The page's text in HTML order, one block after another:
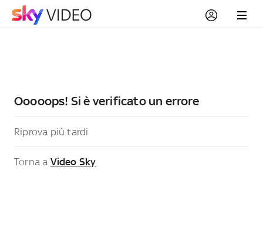
Ooooops! Si è verificato un errore
Riprova più tardi
Torna a Video Sky